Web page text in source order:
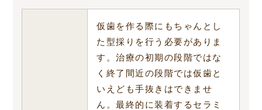
仮歯を作る際にもちゃんとし
た型採りを行う必要がありま
す。治療の初期の段階ではな
く終了間近の段階では仮歯と
いえども手抜きはできませ
ん。最終的に装着するセラミ